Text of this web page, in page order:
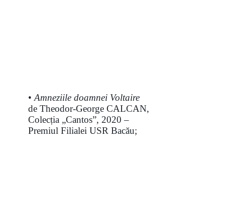
•Amneziile doamnei Voltaire
de Theodor-George CALCAN,
Colecția „Cantos”, 2020 –
Premiul Filialei USR Bacău;